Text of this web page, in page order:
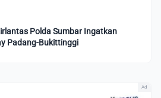
Polda Sumbar Ingatkan
Padang-Bukittinggi
Ad